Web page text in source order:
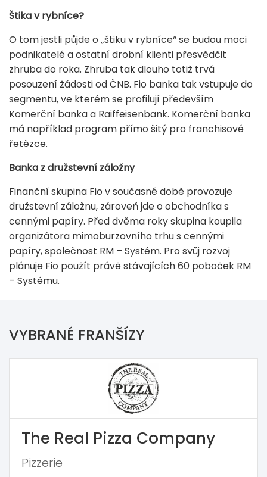
Štika v rybníce?
O tom jestli půjde o „štiku v rybníce“ se budou moci
podnikatelé a ostatní drobní klienti přesvědčit
zhruba do roka. Zhruba tak dlouho totiž trvá
posouzení žádosti od ČNB. Fio banka tak vstupuje do
segmentu, ve kterém se profilují především
Komerční banka a Raiffeisenbank. Komerční banka
má například program přímo šitý pro franchisové
řetězce.
Banka z družstevní záložny
Finanční skupina Fio v současné době provozuje
družstevní záložnu, zároveň jde o obchodníka s
cennými papíry. Před dvěma roky skupina koupila
organizátora mimoburzovního trhu s cennými
papíry, společnost RM – Systém. Pro svůj rozvoj
plánuje Fio použít právě stávajících 60 poboček RM
– Systému.
VYBRANÉ FRANŠÍZY
The Real Pizza Company
Pizzerie